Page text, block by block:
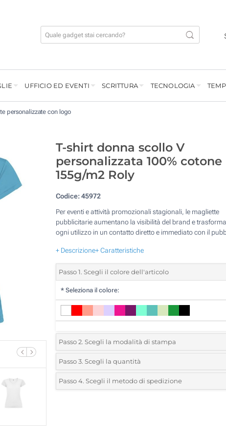
UFFICIO ED EVENTI SCRITTURA TECNOLOGIA
personalizzate con logo
T-shirt donna scollo V
personalizzata 100% cotone
155g/m2 Roly
Codice: 45972
Per eventi e attività promozionali stagionali, le magliette
pubblicitarie aumentano la visibilità del brand e
ogni utilizzo in un contatto diretto e immediato con il
+ Descrizione+ Caratteristiche
Passo 1. Scegli il colore dell'articolo
* Seleziona il colore:
Passo 2. Scegli la modalità di stampa
*Seleziona la posizione di stampa e il colore del vostro
1 Colore (Su un lato)
Passo 3. Scegli la quantità
*Ordine minimo 10 (Ordine totale)
Passo 4. Scegli il metodo di spedizione